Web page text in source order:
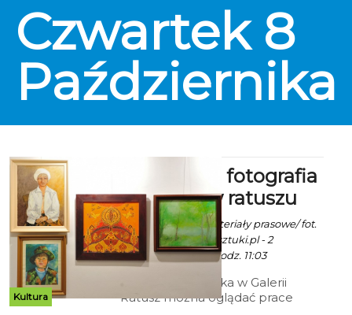
Czwartek 8
Października
Kultura
Malarstwo, fotografia
i tkanina w ratuszu
Robert Kuliński/ materiały prasowe/ fot.
www.klub.tworcowsztuki.pl - 2
Października 2015 godz. 11:03
Do 26 października w Galerii
Ratusz można oglądać prace